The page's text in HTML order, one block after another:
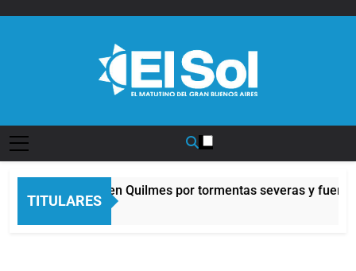
TITULARES
naranja en Quilmes por tormentas severas y fuertes
Atrás